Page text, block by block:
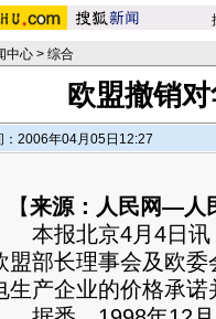
中心 > 综合
欧盟撤销
：2006年04月05日12:27
【来源：人民网—人
本报北京4月4日讯
盟部长理事会及欧
生产企业的价格承